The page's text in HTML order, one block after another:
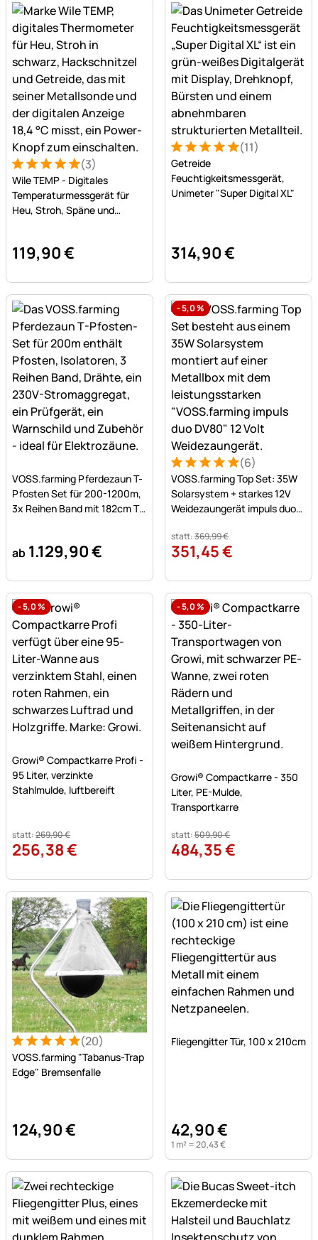
Bewertung: 5 von 5 (3 Bewertungen)
3 Bewertungen
(3)
Wile TEMP - Digitales
Temperaturmessgerät für
Heu, Stroh, Späne und
119,90€
Bewertung: 5 von 5 (11
11 Bewertungen
(11)
Getreide
Feuchtigkeitsmessgerät,
Unimeter "Super Digital XL"
314,90€
Noch keine Bewertungen abgegeben
VOSS.farming Pferdezaun T-
Pfosten Set für 200-1200m,
3x Reihen Band mit 182cm T-
ab 1.129,90€
-5,0%
Bewertung: 5 von 5 (6
6 Bewertungen
(6)
VOSS.farming Top Set: 35W
Solarsystem + starkes 12V
Weidezaungerät impuls duo
statt:369,99€
351,45€
-5,0%
Noch keine Bewertungen abgegeben
Growi® Compactkarre Profi -
95 Liter, verzinkte
Stahlmulde, luftbereift
statt:269,90€
256,38€
-5,0%
Growi® Compactkarre - 350
Liter, PE-Mulde,
Transportkarre
statt:509,90€
484,35€
Bewertung: 5 von 5 (20 Bewertungen)
20 Bewertungen
(20)
VOSS.farming "Tabanus-Trap
Edge" Bremsenfalle
124,90€
Fliegengitter Tür, 100 x 210cm
42,90€
1 m² =20,43€